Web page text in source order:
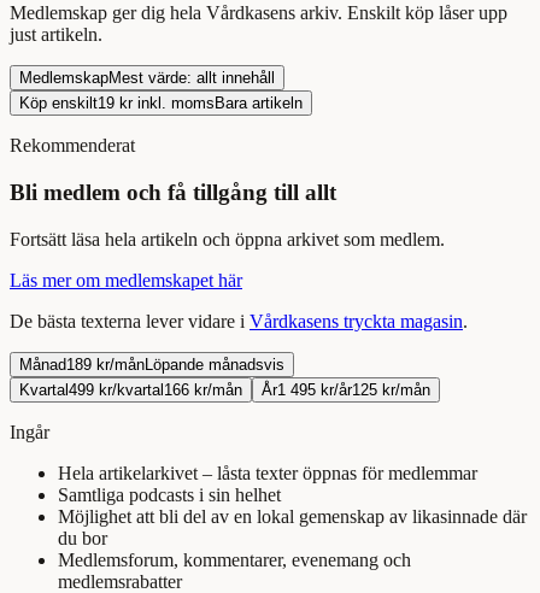
Medlemskap ger dig hela Vårdkasens arkiv. Enskilt köp låser upp
just artikeln.
MedlemskapMest värde: allt innehåll
Köp enskilt19 kr inkl. moms Bara artikeln
Rekommenderat
Bli medlem och få tillgång till allt
Fortsätt läsa hela artikeln och öppna arkivet som medlem.
Läs mer om medlemskapet här
De bästa texterna lever vidare i Vårdkasens tryckta magasin.
Månad189 kr/månLöpande månadsvis
Kvartal499 kr/kvartal166 kr/mån År1 495 kr/år125 kr/mån
Ingår
Hela artikelarkivet – låsta texter öppnas för medlemmar
Samtliga podcasts i sin helhet
Möjlighet att bli del av en lokal gemenskap av likasinnade där
du bor
Medlemsforum, kommentarer, evenemang och
medlemsrabatter